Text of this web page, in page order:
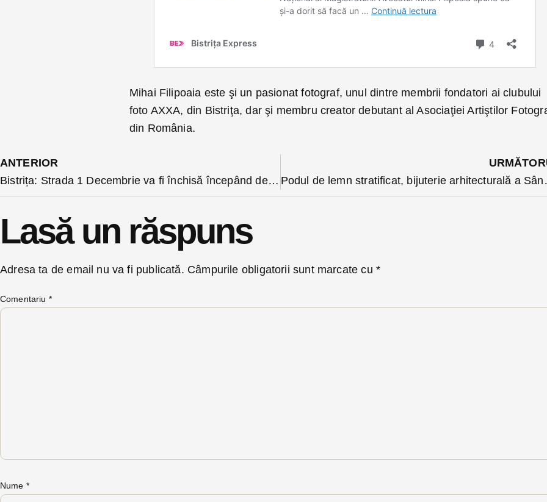
Mihai Filipoaia este şi un pasionat fotograf, unul dintre membrii fondatori ai clubului
foto AXXA, din Bistriţa, dar şi membru creator debutant al Asociaţiei Artiştilor
din România.
ANTERIOR
Bistrița: Strada 1 Decembrie va fi închisă începând de luni pe unul dintre sensurile de mers. Trei linii de autobuz vor fi deviate. Anunțul Transmixt
Podul de lemn
Lasă un răspuns
Adresa ta de email nu va fi publicată. Câmpurile obligatorii sunt marcate cu *
Comentariu *
Nume *